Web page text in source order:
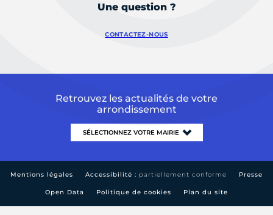
Une question ?
CONTACTEZ-NOUS
Retrouvez les actualités de votre
arrondissement
Mentions légales Accessibilité : partiellement conforme Presse
Open Data Politique de cookies Plan du site